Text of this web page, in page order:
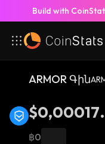
Build with
ARMOR Գին
7
฿0